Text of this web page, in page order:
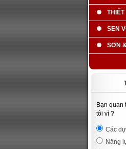
SEN
SƠN
Bạn quan
tôi vì ?
Các
Năng